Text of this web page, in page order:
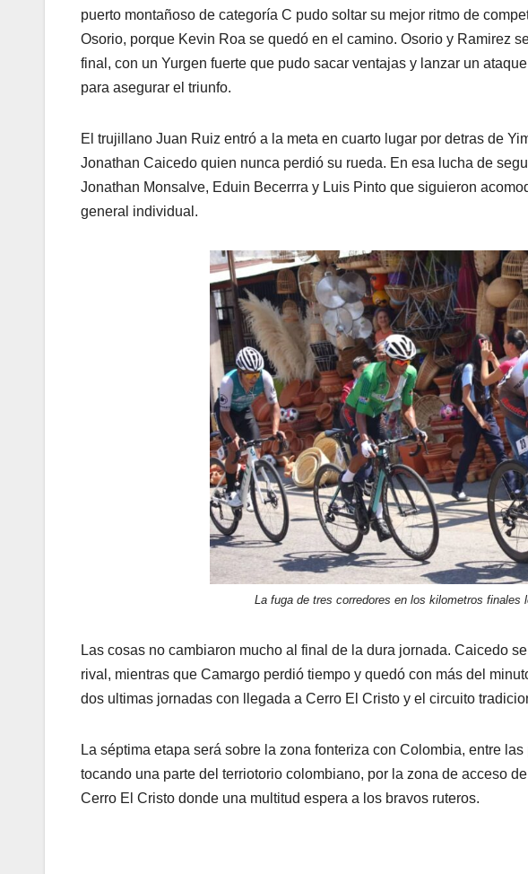
puerto montañoso de categoría C pudo soltar su mejor ritmo de
Osorio, porque Kevin Roa se quedó en el camino. Osorio y Ramirez
final, con un Yurgen fuerte que pudo sacar ventajas y lanzar un
para asegurar el triunfo.
El trujillano Juan Ruiz entró a la meta en cuarto lugar por detras de
Jonathan Caicedo quien nunca perdió su rueda. En esa lucha de
Jonathan Monsalve, Eduin Becerrra y Luis Pinto que siguieron
general individual.
La fuga de tres corredores en los kilometros finales
Las cosas no cambiaron mucho al final de la dura jornada. Caicedo
rival, mientras que Camargo perdió tiempo y quedó con más del
dos ultimas jornadas con llegada a Cerro El Cristo y el circuito
La séptima etapa será sobre la zona fonteriza con Colombia, entre
tocando una parte del terriotorio colombiano, por la zona de acceso
Cerro El Cristo donde una multitud espera a los bravos ruteros.